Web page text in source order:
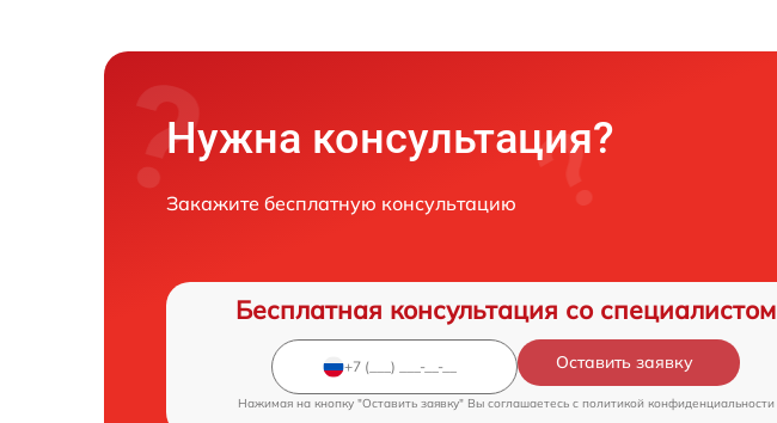
Нужна консультация?
Закажите бесплатную консультацию
Бесплатная консультация со специалистом
Оставить заявку
Нажимая на кнопку "Оставить заявку" Вы соглашаетесь c политикой конфиденциальности